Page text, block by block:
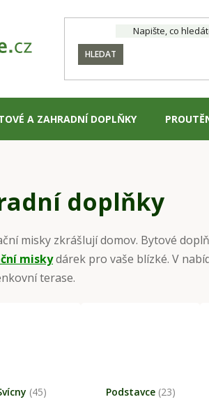
HLEDAT
A ZAHRADNÍ DOPLŇKY
doplňky
misky zkrášlují domov. Bytové
miskydárek pro vaše blízké. V
terase.
(45) Podstavce (23)